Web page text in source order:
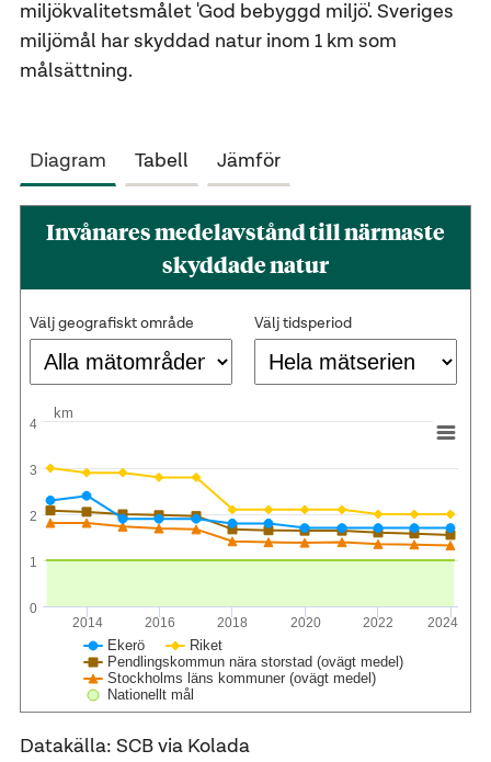
miljökvalitetsmålet 'God bebyggd miljö'. Sveriges
miljömål har skyddad natur inom 1 km som
målsättning.
Diagram Tabell Jämför
Invånares medelavstånd till närmaste
skyddade natur
Välj geografiskt område Välj tidsperiod
km
Ekerö
Riket
Pendlingskommun nära storstad (ovägt medel)
Stockholms läns kommuner (ovägt medel)
Nationellt mål
2014 2016 2018 2020 2022 2024
0
1
2
3
4
Datakälla: SCB via Kolada